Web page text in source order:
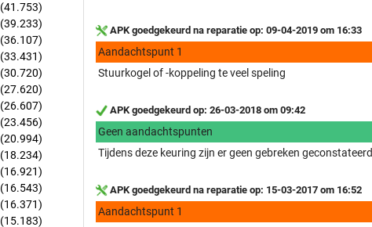
(41.753)
(39.233)
(36.107)
(33.431)
(30.720)
(27.620)
(26.607)
(23.456)
(20.994)
(18.234)
(16.921)
(16.543)
(16.371)
(15.183)
APK goedgekeurd na reparatie op: 09-04-2019 om 16:33
Aandachtspunt 1
Stuurkogel of -koppeling te veel speling
APK goedgekeurd op: 26-03-2018 om 09:42
Geen aandachtspunten
Tijdens deze keuring zijn er geen gebreken geconstateerd
APK goedgekeurd na reparatie op: 15-03-2017 om 16:52
Aandachtspunt 1